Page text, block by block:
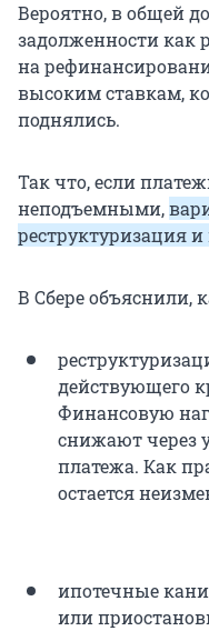
Вероятно, в общей
задолженности как
на
высоким ставкам,
поднялись.
Так что, если
неподъемными,
реструктуризация
В Сбере объяснили,
действующего
Финансовую
снижают через
платежа. Как
остается
ипотечные
или